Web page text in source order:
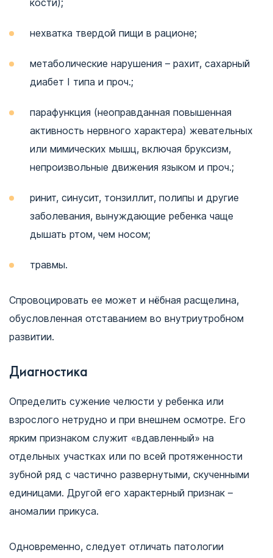
кости);
нехватка твердой пищи в рационе;
метаболические нарушения – рахит, сахарный
диабет I типа и проч.;
парафункция (неоправданная повышенная
активность нервного характера) жевательных
или мимических мышц, включая бруксизм,
непроизвольные движения языком и проч.;
ринит, синусит, тонзиллит, полипы и другие
заболевания, вынуждающие ребенка чаще
дышать ртом, чем носом;
травмы.
Спровоцировать ее может и нёбная расщелина,
обусловленная отставанием во внутриутробном
развитии.
Диагностика
Определить сужение челюсти у ребенка или
взрослого нетрудно и при внешнем осмотре. Его
ярким признаком служит «вдавленный» на
отдельных участках или по всей протяженности
зубной ряд с частично развернутыми, скученными
единицами. Другой его характерный признак –
аномалии прикуса.
Одновременно, следует отличать патологии